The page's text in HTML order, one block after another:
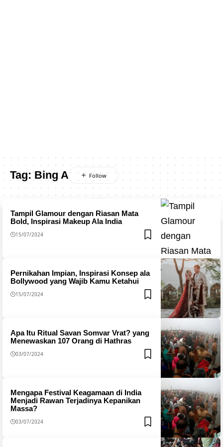
Tag:Bing A
Tampil Glamour dengan Riasan Mata
Bold, Inspirasi Makeup Ala India
15/07/2024
Pernikahan Impian, Inspirasi Konsep ala
Bollywood yang Wajib Kamu Ketahui
15/07/2024
Apa Itu Ritual Savan Somvar Vrat? yang
Menewaskan 107 Orang di Hathras
03/07/2024
Mengapa Festival Keagamaan di India
Menjadi Rawan Terjadinya Kepanikan
Massa?
03/07/2024